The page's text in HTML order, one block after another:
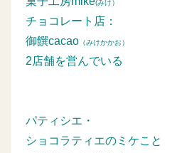
(みけ）
チョコレート店：
御饌cacao （みけかかお）
2店舗を営んでいる
パティシエ・
ショコラティエのミケこと